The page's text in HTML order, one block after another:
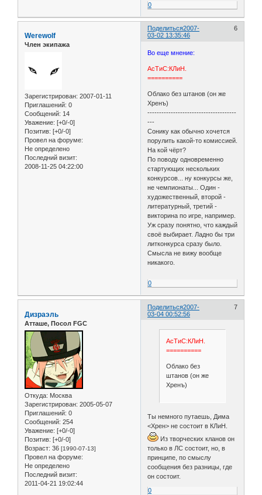
0
Поделиться 6
2007-
03-02 13:35:46
Werewolf
Член экипажа
Зарегистрирован: 2007-01-11
Приглашений: 0
Сообщений: 14
Уважение: [+0/-0]
Позитив: [+0/-0]
Провел на форуме:
Не определено
Последний визит:
2008-11-25 04:22:00
Во еще мнение:
АсТиС:КЛиН.
==========
Облако без штанов (он же
Хренъ)
--------------------------------------
---
Сонику как обычно хочется
порулить какой-то комиссией.
На кой чёрт?
По поводу одновременно
стартующих нескольких
конкурсов... ну конкурсы же,
не чемпионаты... Один -
художественный, второй -
литературный, третий -
викторина по игре, например.
Уж сразу понятно, что каждый
своё выбирает. Ладно бы три
литконкурса сразу было.
Смысла не вижу вообще
никакого.
0
Поделиться 7
2007-
03-04 00:52:56
Дизраэль
Атташе, Посол FGC
Откуда: Москва
Зарегистрирован: 2005-05-07
Приглашений: 0
Сообщений: 254
Уважение: [+0/-0]
Позитив: [+0/-0]
Возраст: 36 [1990-07-13]
Провел на форуме:
Не определено
Последний визит:
2011-04-21 19:02:44
АсТиС:КЛиН.
==========
Облако без
штанов (он же
Хренъ)
Ты немного путаешь, Дима
<Хрен> не состоит в КЛиН.
Из творческих кланов он
только в ЛС состоит, но, в
принципе, по смыслу
сообщения без разницы, где
он состоит.
0